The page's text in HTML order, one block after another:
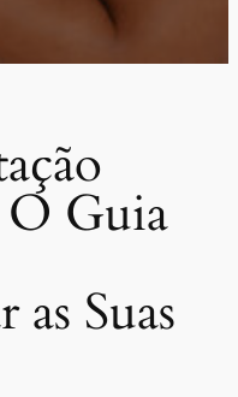
Guia
Suas